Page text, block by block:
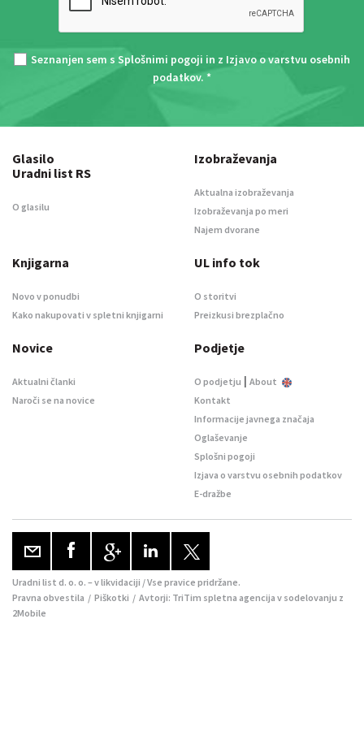
Seznanjen sem s Splošnimi pogoji in z Izjavo o varstvu osebnih
podatkov. *
Glasilo
Uradni list RS
O glasilu
Izobraževanja
Aktualna izobraževanja
Izobraževanja po meri
Najem dvorane
Knjigarna
Novo v ponudbi
Kako nakupovati v spletni knjigarni
UL info tok
O storitvi
Preizkusi brezplačno
Novice
Aktualni članki
Naroči se na novice
Podjetje
O podjetju | About
Kontakt
Informacije javnega značaja
Oglaševanje
Splošni pogoji
Izjava o varstvu osebnih podatkov
E-dražbe
Uradni list d. o. o. – v likvidaciji / Vse pravice pridržane.
Pravna obvestila / Piškotki / Avtorji: TriTim spletna agencija v sodelovanju z
2Mobile